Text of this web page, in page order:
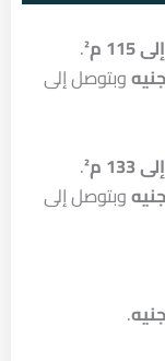
.
وبتوصل إلى
.
وبتوصل إلى
.